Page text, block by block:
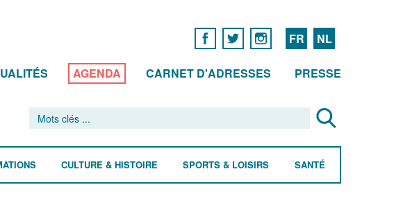
FR NL
AGENDA CARNET D'ADRESSES PRESSE
CULTURE & HISTOIRE SPORTS & LOISIRS SANTÉ